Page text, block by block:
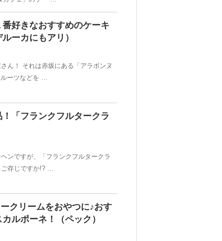
好きなおすすめのケーキ
ーカにもアリ）
ん！ それは赤坂にある「アラボンヌ
ーツなどを …
「フランクフルタークラ
ンですが、「フランクフルタークラ
ご存じですか!? …
クリームをおやつに♪おす
ルポーネ！（ペック）